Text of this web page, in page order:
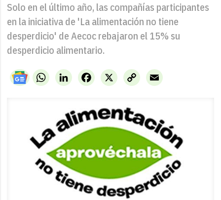
Solo en el último año, las compañías participantes
en la iniciativa de 'La alimentación no tiene
desperdicio' de Aecoc rebajaron el 15% su
desperdicio alimentario.
WhatsAppLinkedIn X
Facebook
Copy
Link
Email